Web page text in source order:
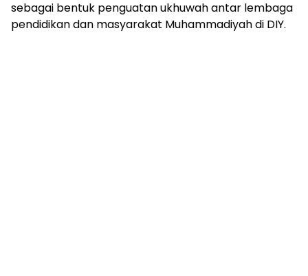
sebagai bentuk penguatan ukhuwah antar lembaga
pendidikan dan masyarakat Muhammadiyah di DIY.